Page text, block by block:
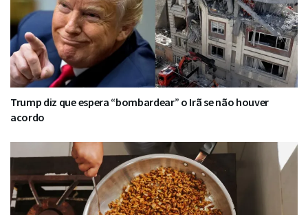
Trump diz que espera “bombardear” o Irã se não houver
acordo